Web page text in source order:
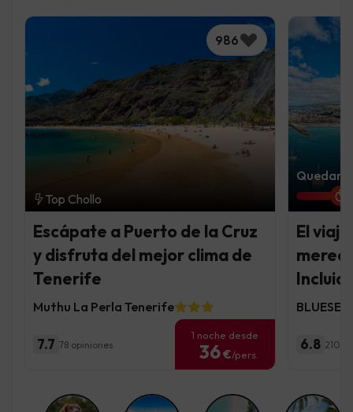
986
Top Chollo
Escápate a Puerto de la Cruz
y disfruta del mejor clima de
Tenerife
Muthu La Perla Tenerife
7.7 78 opiniones
1 noche desde
36€/pers.
Quedan
El
6.8 210